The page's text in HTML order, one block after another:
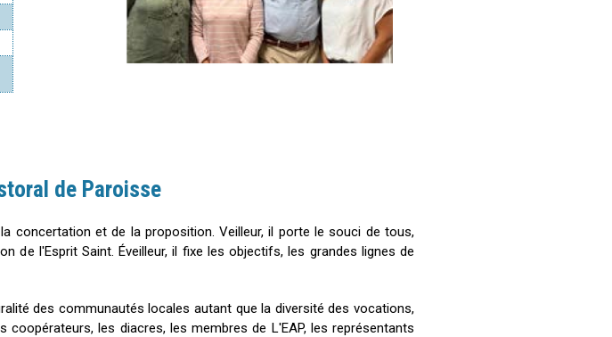
de Paroisse
concertation et de la proposition. Veilleur, il porte le souci de tous,
de l'Esprit Saint. Éveilleur, il fixe les objectifs, les grandes lignes de
des communautés locales autant que la diversité des vocations,
les diacres, les membres de L'EAP, les représentants